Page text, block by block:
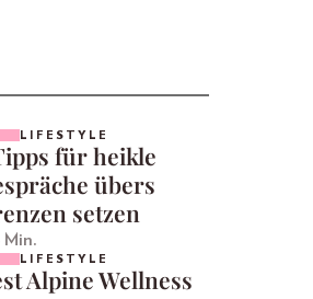
LIFESTYLE
für heikle
übers
setzen
Min.
LIFESTYLE
Alpine Wellness